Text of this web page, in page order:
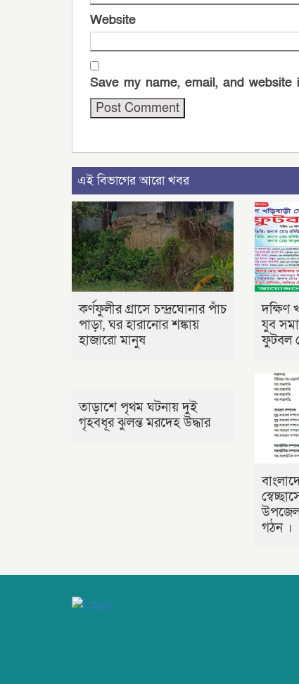
Website
Save my name, email, and
এই বিভাগের আরো খবর
কর্ণফুলীর গ্রাসে চন্দ্রঘোনার পাঁচ
পাড়া, ঘর হারানোর শঙ্কায়
হাজারো মানুষ
দক্ষিণ
যুব
ফুটবল
তাড়াশে পৃথম ঘটনায় দুই
গৃহবধূর ঝুলন্ত মরদেহ উদ্ধার
গঠন ।